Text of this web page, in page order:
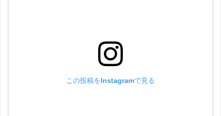
この投稿をInstagramで見る